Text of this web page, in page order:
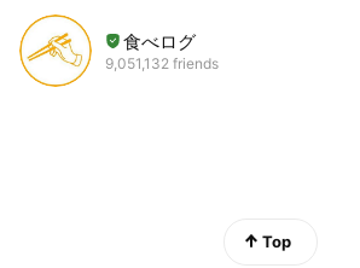
食べログ
9,051,132 friends
Top